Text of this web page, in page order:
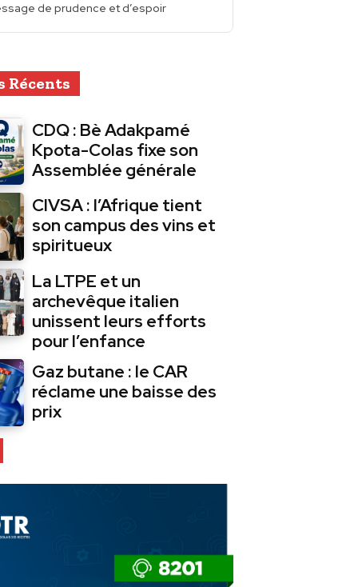
de prudence et d’espoir
Récents
CDQ : Bè Adakpamé
Kpota-Colas fixe son
Assemblée générale
CIVSA : l’Afrique tient
son campus des vins et
spiritueux
La LTPE et un
archevêque italien
unissent leurs efforts
pour l’enfance
Gaz butane : le CAR
réclame une baisse des
prix